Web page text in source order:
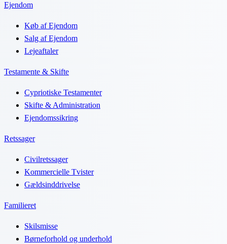
Ejendom
Køb af Ejendom
Salg af Ejendom
Lejeaftaler
Testamente & Skifte
Cypriotiske Testamenter
Skifte & Administration
Ejendomssikring
Retssager
Civilretssager
Kommercielle Tvister
Gældsinddrivelse
Familieret
Skilsmisse
Børneforhold og underhold